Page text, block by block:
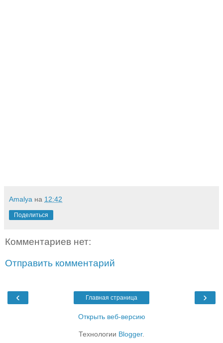
Amalya на 12:42
Поделиться
Комментариев нет:
Отправить комментарий
‹ ›
Главная страница
Открыть веб-версию
Технологии Blogger.